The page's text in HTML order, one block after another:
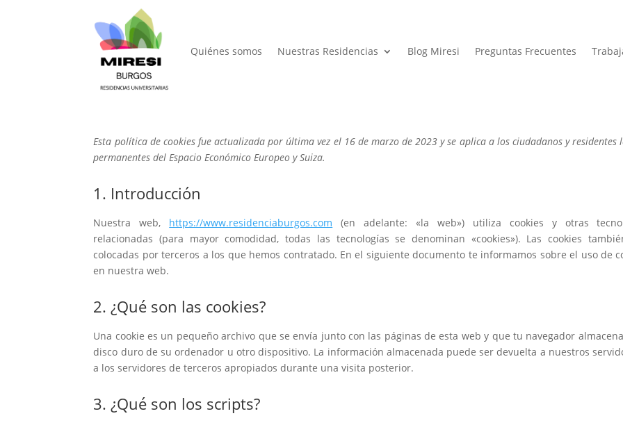
Quiénes somos Nuestras Residencias Blog Miresi Preguntas Frecuentes
Esta política de cookies fue actualizada por última vez el 16 de marzo de 2023 y se aplica a los ciudadanos y residentes
permanentes del Espacio Económico Europeo y Suiza.
1. Introducción
Nuestra web, https://www.residenciaburgos.com (en adelante: «la web») utiliza cookies y otras
relacionadas (para mayor comodidad, todas las tecnologías se denominan «cookies»). Las cookies
colocadas por terceros a los que hemos contratado. En el siguiente documento te informamos sobre el uso de
en nuestra web.
2. ¿Qué son las cookies?
Una cookie es un pequeño archivo que se envía junto con las páginas de esta web y que tu navegador
disco duro de su ordenador u otro dispositivo. La información almacenada puede ser devuelta a nuestros
a los servidores de terceros apropiados durante una visita posterior.
3. ¿Qué son los scripts?